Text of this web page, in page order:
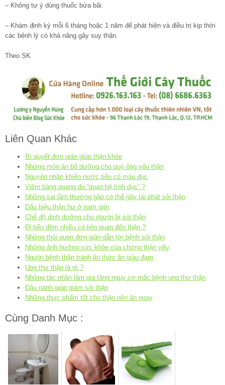
– Không tự ý dùng thuốc bừa bãi.
– Khám định kỳ mỗi 6 tháng hoặc 1 năm để phát hiện và điều trị kịp thời
các bệnh lý có khả năng gây suy thận.
Theo SK
Liên Quan Khác
Bí quyết đơn giản giúp thận khỏe
Những món ăn bổ dưỡng cho quý ông yếu thận
Nguyên nhân khiến nước tiểu có màu đục
Viêm bàng quang do “quan hệ tình dục” ?
Những sai lầm thường gặp có thể gây tái phát sỏi thận
Dấu hiệu thận hư ở nam giới
Chế độ dinh dưỡng cho người bị sỏi thận
Đi tiểu đêm nhiều có liên quan đến thận ?
Những thói quen đơn giản dẫn tới bệnh sỏi thận
Những ảnh hưởng sức khỏe của chứng thận yếu
Người bệnh thận tránh ăn thức ăn giàu đạm
Ung thư thận là gì ?
Những tác nhân làm gia tăng nguy cơ mắc bệnh ung thư thận
Đậu nành giúp giảm sỏi thận
Những thực phẩm tốt cho thận nên ăn ngay
Cùng Danh Mục :